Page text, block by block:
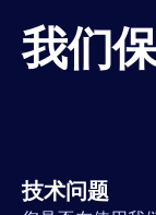
我们
技术问题